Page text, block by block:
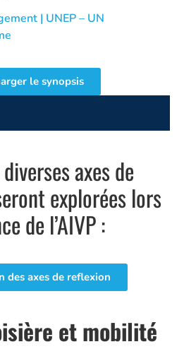
| UNEP – UN
le synopsis
axes de
explorées lors
de l’AIVP :
des axes de reflexion
et mobilité